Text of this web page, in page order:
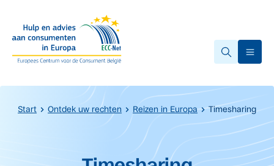
Start Ontdek uw rechten Reizen in Europa Timesharing
Start van de hoofdinhoud